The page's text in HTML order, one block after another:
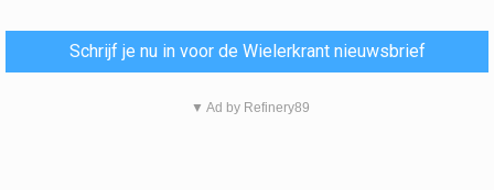
Schrijf je nu in voor de Wielerkrant nieuwsbrief
▼ Ad by Refinery89